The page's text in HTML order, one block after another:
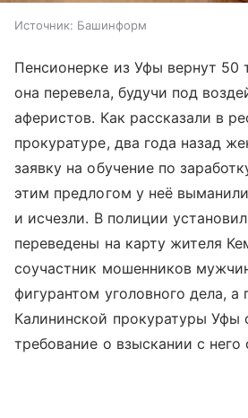
Источник: Башинформ
Пенсионерке из Уфы вернут 50
она перевела, будучи под
аферистов. Как рассказали в
прокуратуре, два года назад
заявку на обучение по
этим предлогом у неё
и исчезли. В полиции
переведены на карту жителя
соучастник мошенников
фигурантом уголовного дела, а
Калининской прокуратуры Уфы
требование о взыскании с